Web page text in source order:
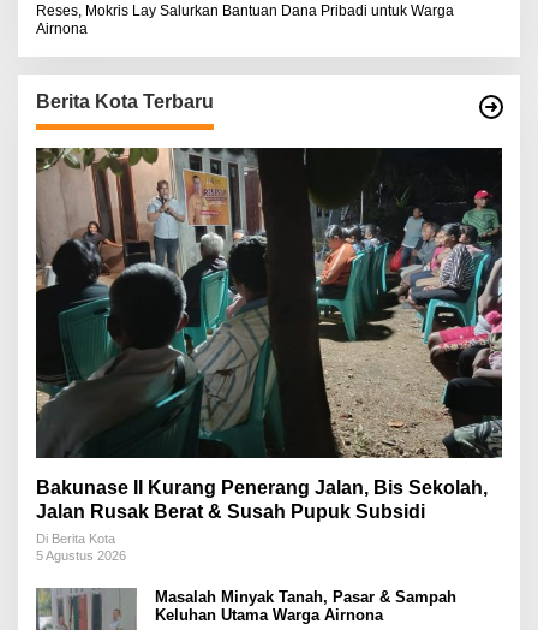
Reses, Mokris Lay Salurkan Bantuan Dana Pribadi untuk Warga
Airnona
Berita Kota Terbaru
Bakunase II Kurang Penerang Jalan, Bis Sekolah,
Jalan Rusak Berat & Susah Pupuk Subsidi
Di Berita Kota
5 Agustus 2026
Masalah Minyak Tanah, Pasar & Sampah
Keluhan Utama Warga Airnona